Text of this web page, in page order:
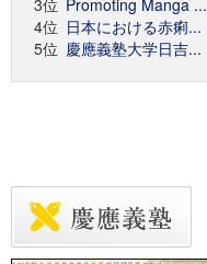
3位 Promoting Manga ...
4位 日本における赤痢...
5位 慶應義塾大学日吉...